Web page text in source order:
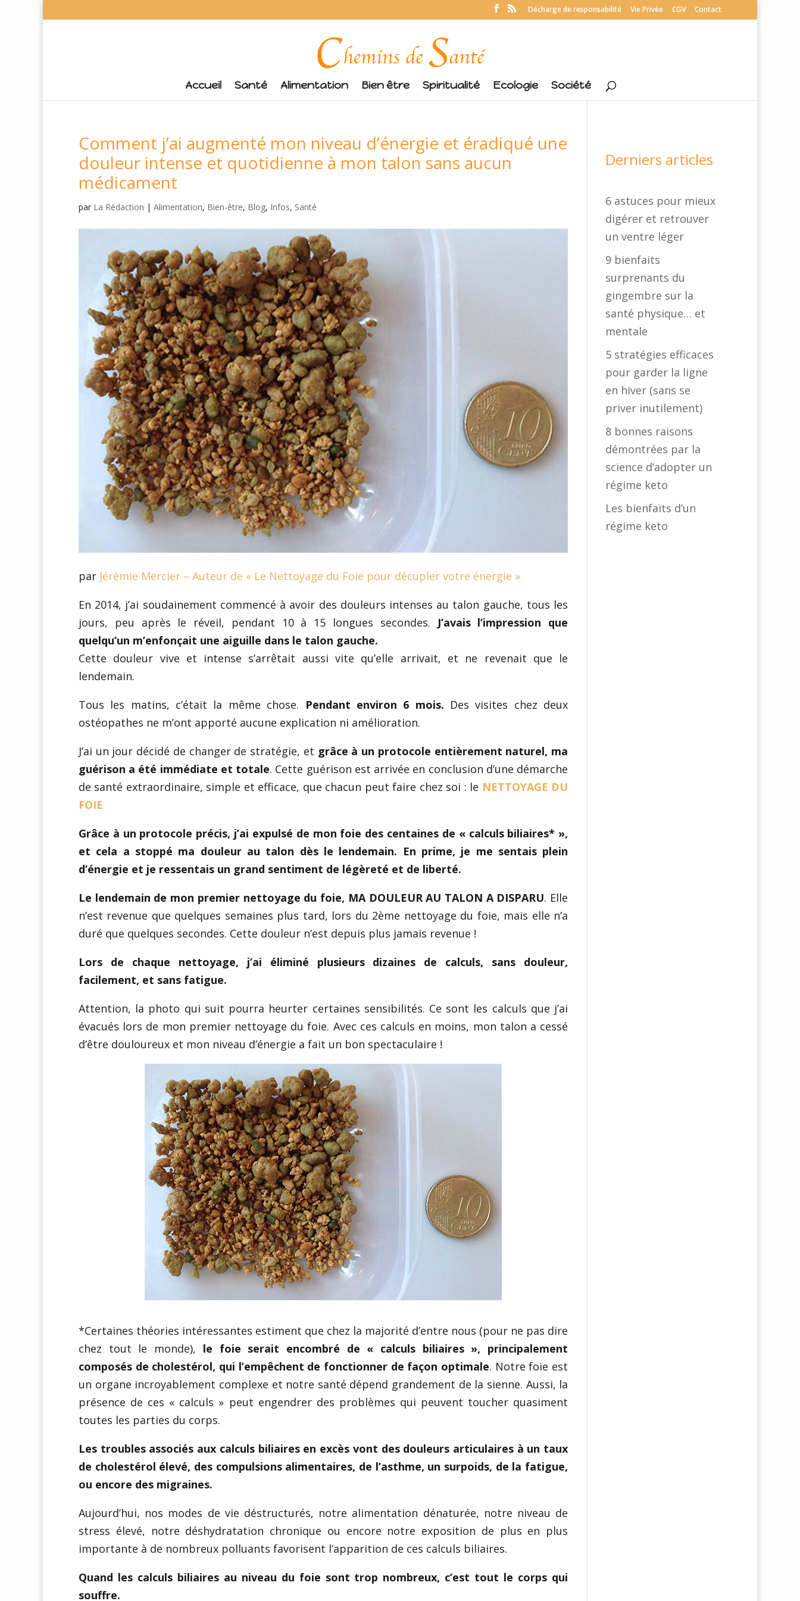
Décharge de responsabilité Vie Privée CGV Contact
Accueil Santé Alimentation Bien être Spiritualité Ecologie Société
Comment j’ai augmenté mon niveau d’énergie et éradiqué une
douleur intense et quotidienne à mon talon sans aucun
médicament
par La Rédaction | Alimentation, Bien-être, Blog, Infos, Santé
par Jérémie Mercier – Auteur de « Le Nettoyage du Foie pour décupler votre énergie »
En 2014, j’ai soudainement commencé à avoir des douleurs intenses au talon gauche, tous les
jours, peu après le réveil, pendant 10 à 15 longues secondes.
J’avais l’impression que
quelqu’un m’enfonçait une aiguille dans le talon gauche.
Cette douleur vive et intense s’arrêtait aussi vite qu’elle arrivait, et ne revenait que le
lendemain.
Tous les matins, c’était la même chose. Pendant environ 6 mois. Des visites chez deux
ostéopathes ne m’ont apporté aucune explication ni amélioration.
J’ai un jour décidé de changer de stratégie, et grâce à un protocole entièrement naturel, ma
guérison a été immédiate et totale. Cette guérison est arrivée en conclusion d’une démarche
de santé extraordinaire, simple et efficace, que chacun peut faire chez soi : le NETTOYAGE DU
FOIE.
Grâce à un protocole précis, j’ai expulsé de mon foie des centaines de « calculs biliaires* »,
et cela a stoppé ma douleur au talon dès le lendemain. En prime, je me sentais plein
d’énergie et je ressentais un grand sentiment de légèreté et de liberté.
Le lendemain de mon premier nettoyage du foie, MA DOULEUR AU TALON A DISPARU. Elle
n’est revenue que quelques semaines plus tard, lors du 2ème nettoyage du foie, mais elle n’a
duré que quelques secondes. Cette douleur n’est depuis plus jamais revenue !
Lors de chaque nettoyage, j’ai éliminé plusieurs dizaines de calculs, sans douleur,
facilement, et sans fatigue.
Attention, la photo qui suit pourra heurter certaines sensibilités. Ce sont les calculs que j’ai
évacués lors de mon premier nettoyage du foie. Avec ces calculs en moins, mon talon a cessé
d’être douloureux et mon niveau d’énergie a fait un bon spectaculaire !
*Certaines théories intéressantes estiment que chez la majorité d’entre nous (pour ne pas dire
chez tout le monde), le foie serait encombré de « calculs biliaires », principalement
composés de cholestérol, qui l’empêchent de fonctionner de façon optimale. Notre foie est
un organe incroyablement complexe et notre santé dépend grandement de la sienne. Aussi, la
présence de ces « calculs » peut engendrer des problèmes qui peuvent toucher quasiment
toutes les parties du corps.
Les troubles associés aux calculs biliaires en excès vont des douleurs articulaires à un taux
de cholestérol élevé, des compulsions alimentaires, de l’asthme, un surpoids, de la fatigue,
ou encore des migraines.
Aujourd’hui, nos modes de vie déstructurés, notre alimentation dénaturée, notre niveau de
stress élevé, notre déshydratation chronique ou encore notre exposition de plus en plus
importante à de nombreux polluants favorisent l’apparition de ces calculs biliaires.
Quand les calculs biliaires au niveau du foie sont trop nombreux, c’est tout le corps qui
souffre.
Derniers articles
6 astuces pour mieux
digérer et retrouver
un ventre léger
9 bienfaits
surprenants du
gingembre sur la
santé physique… et
mentale
5 stratégies efficaces
pour garder la ligne
en hiver (sans se
priver inutilement)
8 bonnes raisons
démontrées par la
science d’adopter un
régime keto
Les bienfaits d’un
régime keto